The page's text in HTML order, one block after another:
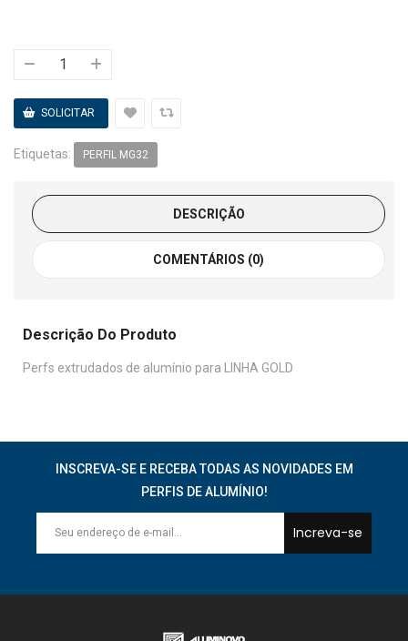
Etiquetas: PERFIL MG32
DESCRIÇÃO
COMENTÁRIOS (0)
Descrição Do Produto
Perfs extrudados de alumínio para LINHA GOLD
INSCREVA-SE E RECEBA TODAS AS NOVIDADES EM
PERFIS DE ALUMÍNIO!
Increva-se